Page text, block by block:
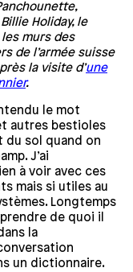
Holiday, le
murs des
de l’armée suisse
la visite d’une
.
le mot
autres bestioles
du sol quand on
J’ai
à voir avec ces
mais si utiles au
Longtemps
de quoi il
la
un dictionnaire.